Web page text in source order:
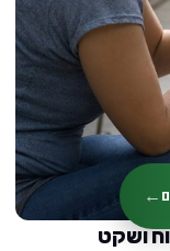
ושקט
←